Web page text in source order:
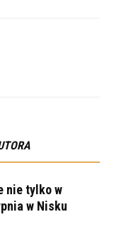
nie tylko w
w Nisku